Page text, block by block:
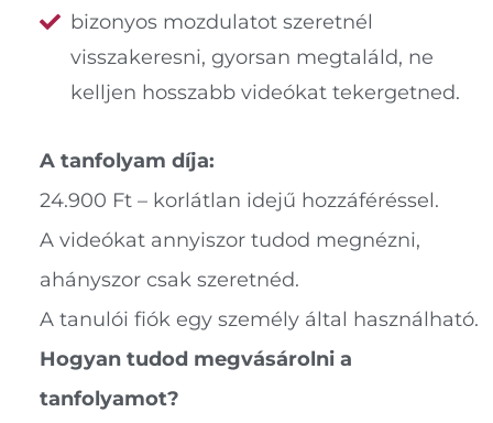
bizonyos mozdulatot szeretnél
visszakeresni, gyorsan megtaláld, ne
kelljen hosszabb videókat tekergetned.
A tanfolyam díja:
24.900 Ft – korlátlan idejű hozzáféréssel.
A videókat annyiszor tudod megnézni,
ahányszor csak szeretnéd.
A tanulói fiók egy személy által használható.
Hogyan tudod megvásárolni a
tanfolyamot?